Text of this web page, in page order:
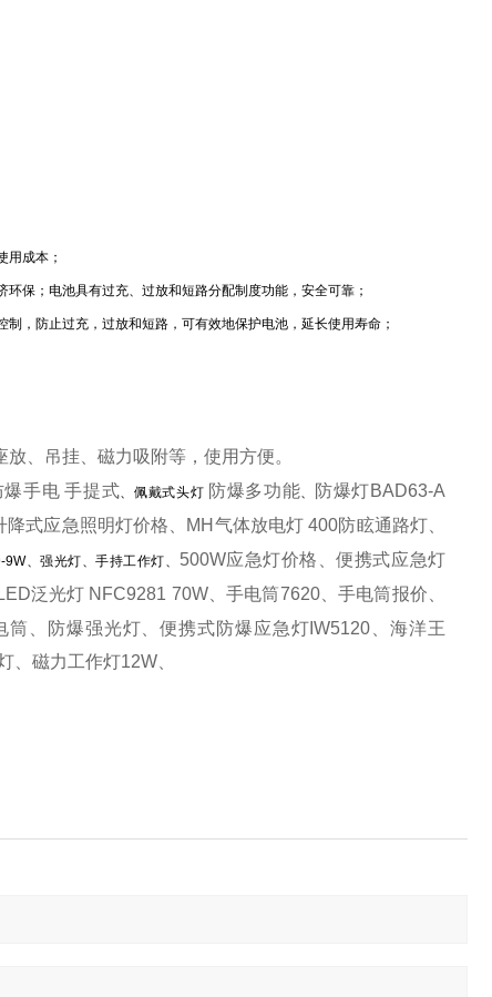
用成本；
保；电池具有过充、过放和短路分配制度功能，安全可靠；
，防止过充，过放和短路，可有效地保护电池，延长使用寿命；
、吊挂、磁力吸附等，使用方便。
爆手电 手提式、佩戴式头灯 防爆多功能、 防爆灯BAD63-A
降式应急照明灯价格、 MH气体放电灯 400防眩通路灯、
、强光灯、手持工作灯、 500W应急灯价格、便携式应急灯
LED泛光灯 NFC9281 70W、手电筒7620、手电筒报价
筒、防爆强光灯、便携式防爆应急灯 IW5120、海洋王
、磁力工作灯12W、